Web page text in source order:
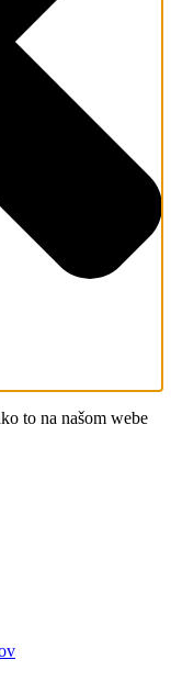
to na našom webe